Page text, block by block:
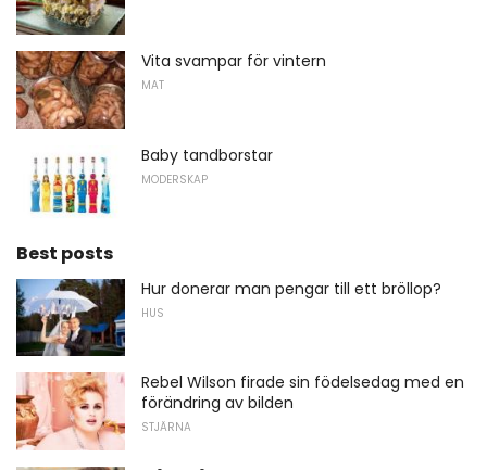
Vita svampar för vintern
MAT
Baby tandborstar
MODERSKAP
Best posts
Hur donerar man pengar till ett bröllop?
HUS
Rebel Wilson firade sin födelsedag med en
förändring av bilden
STJÄRNA